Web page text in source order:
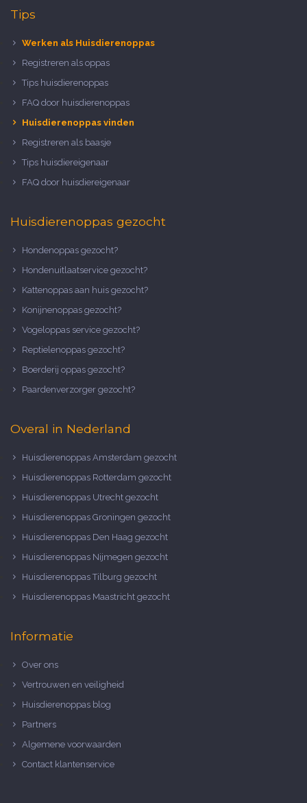
Tips
Werken als Huisdierenoppas
Registreren als oppas
Tips huisdierenoppas
FAQ door huisdierenoppas
Huisdierenoppas vinden
Registreren als baasje
Tips huisdiereigenaar
FAQ door huisdiereigenaar
Huisdierenoppas gezocht
Hondenoppas gezocht?
Hondenuitlaatservice gezocht?
Kattenoppas aan huis gezocht?
Konijnenoppas gezocht?
Vogeloppas service gezocht?
Reptielenoppas gezocht?
Boerderij oppas gezocht?
Paardenverzorger gezocht?
Overal in Nederland
Huisdierenoppas Amsterdam gezocht
Huisdierenoppas Rotterdam gezocht
Huisdierenoppas Utrecht gezocht
Huisdierenoppas Groningen gezocht
Huisdierenoppas Den Haag gezocht
Huisdierenoppas Nijmegen gezocht
Huisdierenoppas Tilburg gezocht
Huisdierenoppas Maastricht gezocht
Informatie
Over ons
Vertrouwen en veiligheid
Huisdierenoppas blog
Partners
Algemene voorwaarden
Contact klantenservice